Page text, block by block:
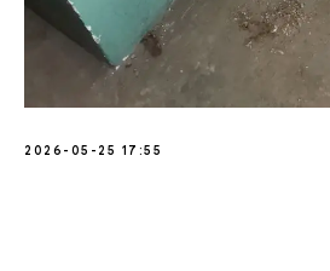
2026-05-25 17:55